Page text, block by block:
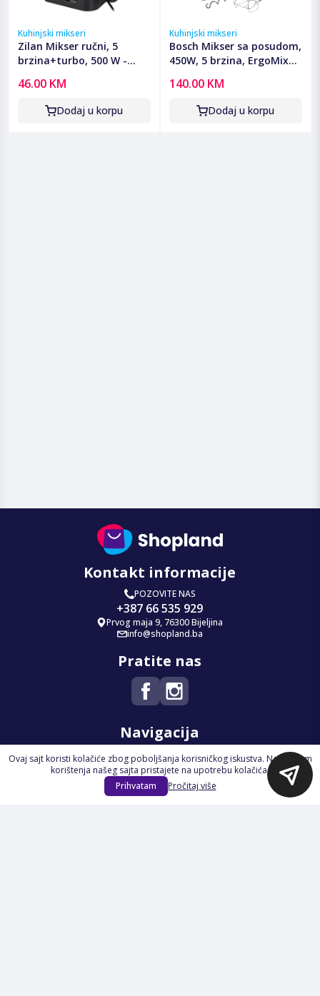
Kuhinjski mikseri
Zilan Mikser ručni, 5
brzina+turbo, 500 W -
46.00 KM
Dodaj u korpu
Kuhinjski mikseri
Bosch Mikser sa posudom,
450W, 5 brzina, ErgoMixx -
140.00 KM
Dodaj u korpu
Kontakt informacije
POZOVITE NAS
+387 66 535 929
Prvog maja 9, 76300 Bijeljina
info@shopland.ba
Pratite nas
Navigacija
Početna
Na Akciji
Izdvajamo
Ovaj sajt koristi kolačiće zbog poboljšanja korisničkog iskustva. Nastavkom
korištenja našeg sajta pristajete na upotrebu kolačića.
Prihvatam
Pročitaj više